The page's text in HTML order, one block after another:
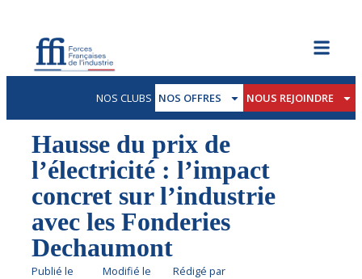
NOS CLUBS NOS OFFRES NOUS REJOINDRE
Hausse du prix de
l’électricité : l’impact
concret sur l’industrie
avec les Fonderies
Dechaumont
Publié le Modifié le Rédigé par